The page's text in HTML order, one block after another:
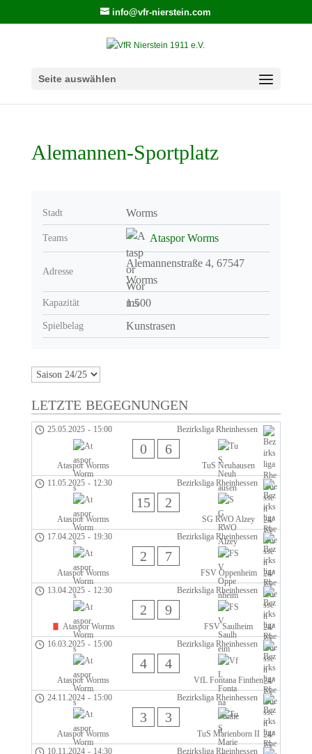
info@vfr-nierstein.com
Seite auswählen
Alemannen-Sportplatz
Stadt Worms
Teams Ataspor Worms
Adresse
Alemannenstraße 4, 67547
Worms
Kapazität 1.500
Spielbelag Kunstrasen
LETZTE BEGEGNUNGEN
Bezirksliga Rheinhessen
25.05.2025 - 15:00
Ataspor Worms
0 6
TuS Neuhausen
Bezirksliga Rheinhessen
11.05.2025 - 12:30
Ataspor Worms
15 2
SG RWO Alzey
Bezirksliga Rheinhessen
17.04.2025 - 19:30
Ataspor Worms
2 7
FSV Oppenheim
Bezirksliga Rheinhessen
13.04.2025 - 12:30
Ataspor Worms
2 9
FSV Saulheim
Bezirksliga Rheinhessen
16.03.2025 - 15:00
Ataspor Worms
4 4
VfL Fontana Finthen
Bezirksliga Rheinhessen
24.11.2024 - 15:00
Ataspor Worms
3 3
TuS Marienborn II
Bezirksliga Rheinhessen
10.11.2024 - 14:30